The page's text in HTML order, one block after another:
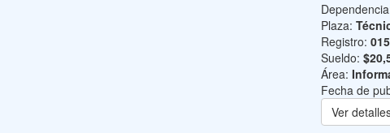
Plaza:
Registro:
Sueldo:
Área:
Fecha de
Ver